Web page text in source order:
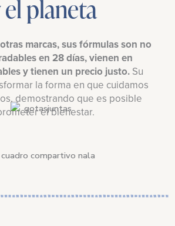
planeta
marcas, sus fórmulas son no
en 28 días, vienen en
y tienen un precio justo. Su
la forma en que cuidamos
demostrando que es posible
el bienestar.